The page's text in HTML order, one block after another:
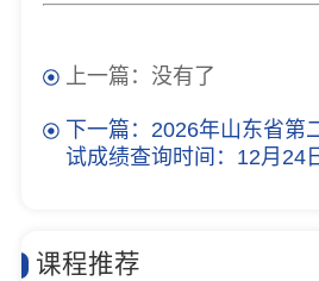
上一篇：没有了
下一篇：2026年山东省第
试成绩查询时间：12月24
课程推荐